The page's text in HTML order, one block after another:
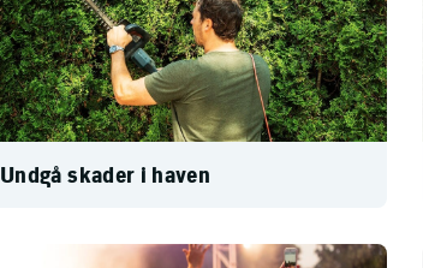
Undgå skader i haven